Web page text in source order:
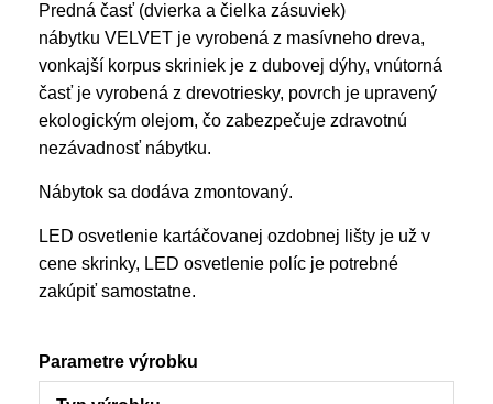
Predná časť (dvierka a čielka zásuviek)
nábytku VELVET je vyrobená z masívneho dreva,
vonkajší korpus skriniek je z dubovej dýhy, vnútorná
časť je vyrobená z drevotriesky, povrch je upravený
ekologickým olejom, čo zabezpečuje zdravotnú
nezávadnosť nábytku.
Nábytok sa dodáva zmontovaný.
LED osvetlenie kartáčovanej ozdobnej lišty je už v
cene skrinky, LED osvetlenie políc je potrebné
zakúpiť samostatne.
Parametre výrobku